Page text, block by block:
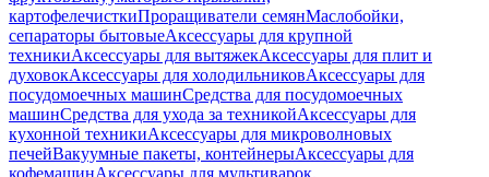
картофелечисткиПроращиватели семянМаслобойки,
сепараторы бытовыеАксессуары для крупной
техникиАксессуары для вытяжекАксессуары для плит и
духовокАксессуары для холодильниковАксессуары для
посудомоечных машинСредства для посудомоечных
машинСредства для ухода за техникойАксессуары для
кухонной техникиАксессуары для микроволновых
печейВакуумные пакеты, контейнерыАксессуары для
кофемашинАксессуары для мультиварок,